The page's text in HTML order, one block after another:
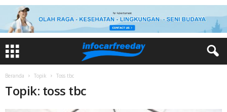
Beranda Topik Toss tbc
Topik: toss tbc